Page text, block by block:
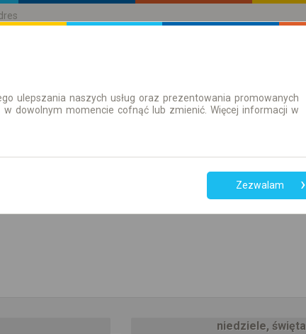
niedziele, święta
ulepszania naszych usług oraz prezentowania promowanych
dowolnym momencie cofnąć lub zmienić. Więcej informacji w
Zezwalam